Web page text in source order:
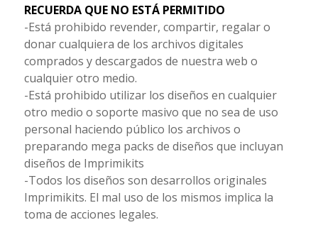
RECUERDA QUE NO ESTÁ PERMITIDO
-Está prohibido revender, compartir, regalar o
donar cualquiera de los archivos digitales
comprados y descargados de nuestra web o
cualquier otro medio.
-Está prohibido utilizar los diseños en cualquier
otro medio o soporte masivo que no sea de uso
personal haciendo público los archivos o
preparando mega packs de diseños que incluyan
diseños de Imprimikits
-Todos los diseños son desarrollos originales
Imprimikits. El mal uso de los mismos implica la
toma de acciones legales.